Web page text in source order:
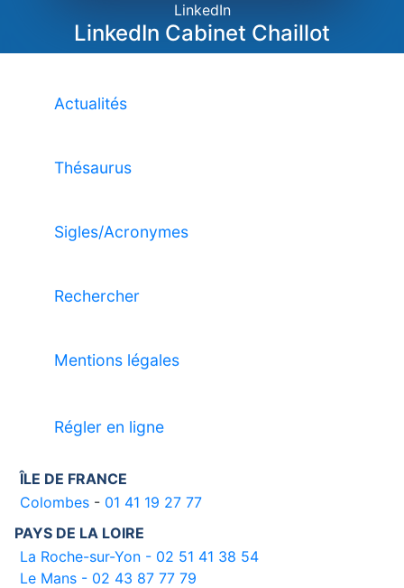
LinkedIn
LinkedIn Cabinet Chaillot
Actualités
Thésaurus
Sigles/Acronymes
Rechercher
Mentions légales
Régler en ligne
ÎLE DE FRANCE
Colombes - 01 41 19 27 77
PAYS DE LA LOIRE
La Roche-sur-Yon - 02 51 41 38 54
Le Mans - 02 43 87 77 79